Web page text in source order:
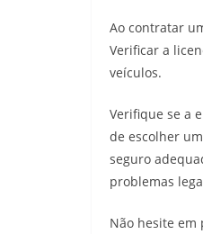
Ao contratar
Verificar a
veículos.
Verifique se a
de escolher
seguro
problemas
Não hesite em